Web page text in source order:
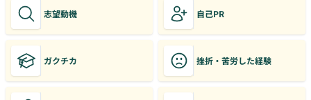
志望動機 自己PR
ガクチカ 挫折・苦労した経験